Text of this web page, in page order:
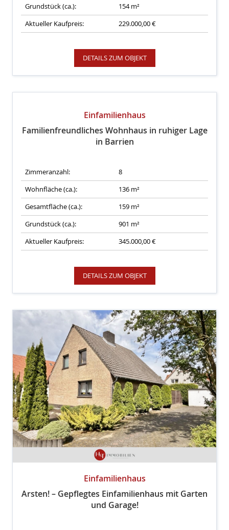
Grundstück (ca.):
154 m²
Aktueller Kaufpreis:
229.000,00 €
DETAILS ZUM OBJEKT
Einfamilienhaus
Familienfreundliches Wohnhaus in ruhiger Lage
in Barrien
Zimmeranzahl:
8
Wohnfläche (ca.):
136 m²
Gesamtfläche (ca.):
159 m²
Grundstück (ca.):
901 m²
Aktueller Kaufpreis:
345.000,00 €
DETAILS ZUM OBJEKT
Einfamilienhaus
Arsten! – Gepflegtes Einfamilienhaus mit Garten
und Garage!